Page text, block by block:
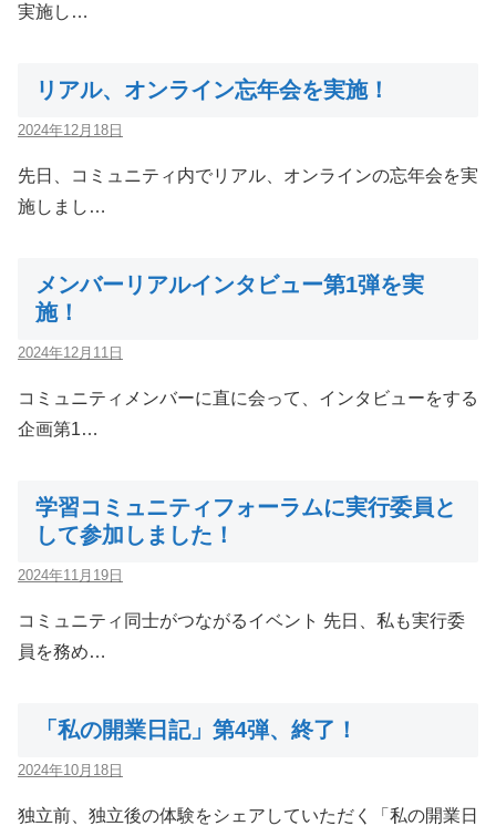
実施し…
リアル、オンライン忘年会を実施！
2024年12月18日
先日、コミュニティ内でリアル、オンラインの忘年会を実
施しまし…
メンバーリアルインタビュー第1弾を実
施！
2024年12月11日
コミュニティメンバーに直に会って、インタビューをする
企画第1…
学習コミュニティフォーラムに実行委員と
して参加しました！
2024年11月19日
コミュニティ同士がつながるイベント 先日、私も実行委
員を務め…
「私の開業日記」第4弾、終了！
2024年10月18日
独立前、独立後の体験をシェアしていただく「私の開業日